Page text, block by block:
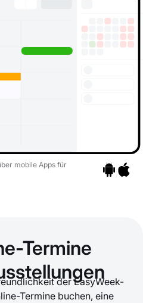
mobile Apps für
Termine
der EasyWeek-
Termine buchen, eine